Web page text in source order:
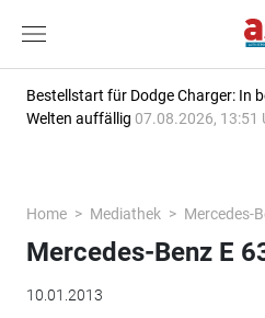
Bestellstart für Dodge Charger: In
Welten auffällig 07.08.2026, 13:51
Home Mediathek Mercedes-
10.01.2013
Mercedes-Benz E